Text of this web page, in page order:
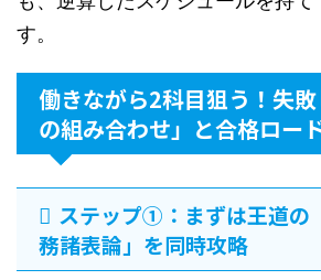
す。
働きながら2科目狙う！失
の組み合わせ」と合格ロー
ステップ①：まずは王道の
務諸表論」を同時攻略